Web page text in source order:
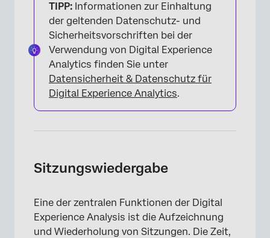
TIPP: Informationen zur Einhaltung
der geltenden Datenschutz- und
Sicherheitsvorschriften bei der
Verwendung von Digital Experience
Analytics finden Sie unter
Datensicherheit & Datenschutz für
Digital Experience Analytics.
Sitzungswiedergabe
Eine der zentralen Funktionen der Digital
Experience Analysis ist die Aufzeichnung
und Wiederholung von Sitzungen. Die Zeit,